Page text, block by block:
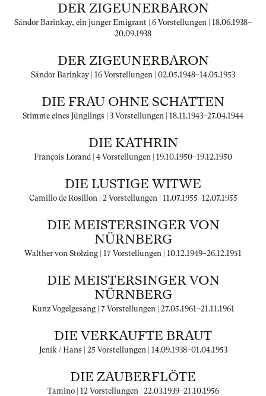
DER ZIGEUNERBARON
Sándor Barinkay, ein junger Emigrant | 6 Vorstellungen | 18.06.1938–
20.09.1938
DER ZIGEUNERBARON
Sándor Barinkay | 16 Vorstellungen | 02.05.1948–14.05.1953
DIE FRAU OHNE SCHATTEN
Stimme eines Jünglings | 3 Vorstellungen | 18.11.1943–27.04.1944
DIE KATHRIN
François Lorand | 4 Vorstellungen | 19.10.1950–19.12.1950
DIE LUSTIGE WITWE
Camillo de Rosillon | 2 Vorstellungen | 11.07.1955–12.07.1955
DIE MEISTERSINGER VON
NÜRNBERG
Walther von Stolzing | 17 Vorstellungen | 10.12.1949–26.12.1951
DIE MEISTERSINGER VON
NÜRNBERG
Kunz Vogelgesang | 7 Vorstellungen | 27.05.1961–21.11.1961
DIE VERKAUFTE BRAUT
Jeník / Hans | 25 Vorstellungen | 14.09.1938–01.04.1953
DIE ZAUBERFLÖTE
Tamino | 12 Vorstellungen | 22.03.1939–21.10.1956